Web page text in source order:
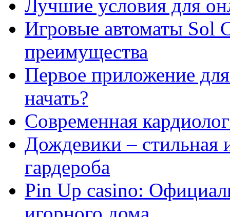
Лучшие условия для
Игровые автоматы Sol
преимущества
Первое приложение
начать?
Современная
Дождевики – стильная
гардероба
Pin Up casino: